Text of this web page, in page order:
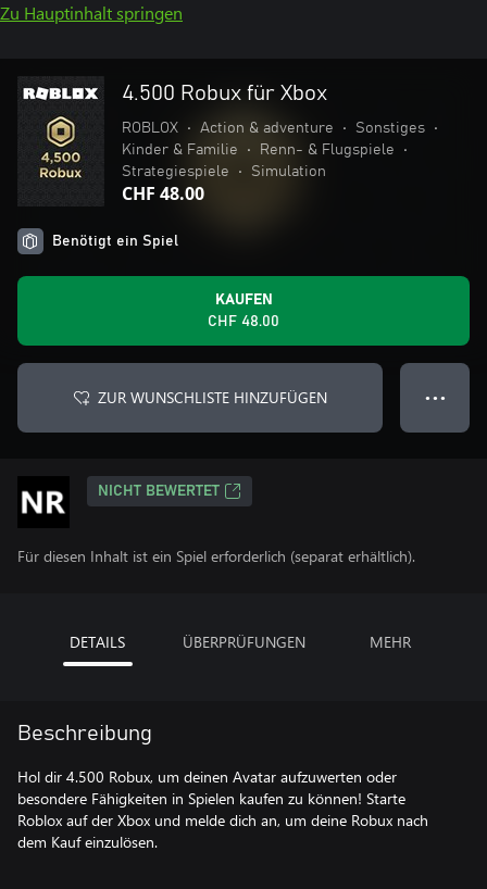
Zu Hauptinhalt springen
4.500 Robux für Xbox
ROBLOX • Action & adventure • Sonstiges
•
Kinder & Familie
• Renn- & Flugspiele
•
Strategiespiele
• Simulation
CHF 48.00
Benötigt ein Spiel
KAUFEN
CHF 48.00
ZUR WUNSCHLISTE HINZUFÜGEN ● ● ●
NICHT BEWERTET
Für diesen Inhalt ist ein Spiel erforderlich (separat erhältlich).
DETAILS ÜBERPRÜFUNGEN MEHR
Beschreibung
Hol dir 4.500 Robux, um deinen Avatar aufzuwerten oder
besondere Fähigkeiten in Spielen kaufen zu können! Starte
Roblox auf der Xbox und melde dich an, um deine Robux nach
dem Kauf einzulösen.